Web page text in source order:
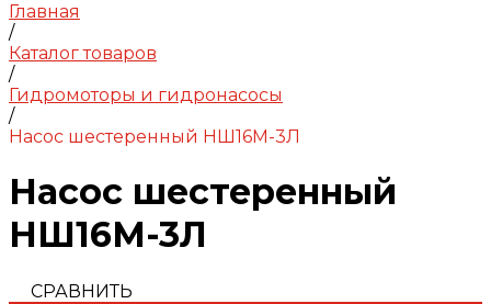
Главная
/
Каталог товаров
/
Гидромоторы и гидронасосы
/
Насос шестеренный НШ16М-3Л
Насос шестеренный
НШ16М-3Л
СРАВНИТЬ